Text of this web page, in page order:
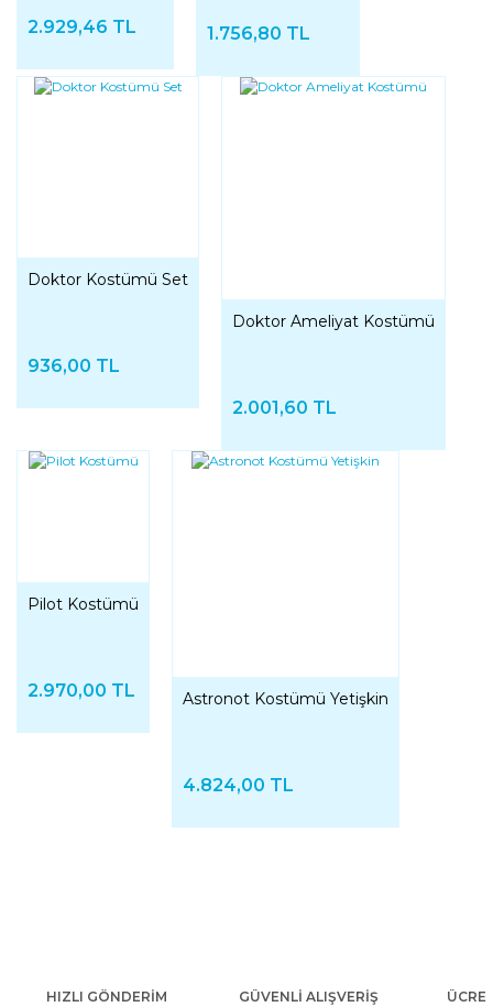
2.929,46 TL 1.756,80 TL
Doktor Kostümü Set
936,00 TL
Doktor Ameliyat Kostümü
2.001,60 TL
Pilot Kostümü
2.970,00 TL Astronot Kostümü Yetişkin
4.824,00 TL
HIZLI GÖNDERİM
GÜVENLİ ALIŞVERİŞ